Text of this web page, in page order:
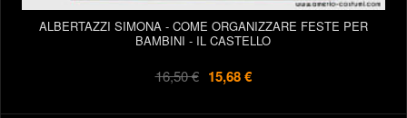
ALBERTAZZI SIMONA - COME ORGANIZZARE FESTE PER
BAMBINI - IL CASTELLO
16,50 € 15,68 €